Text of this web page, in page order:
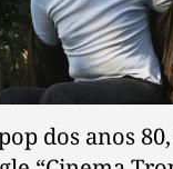
dos anos